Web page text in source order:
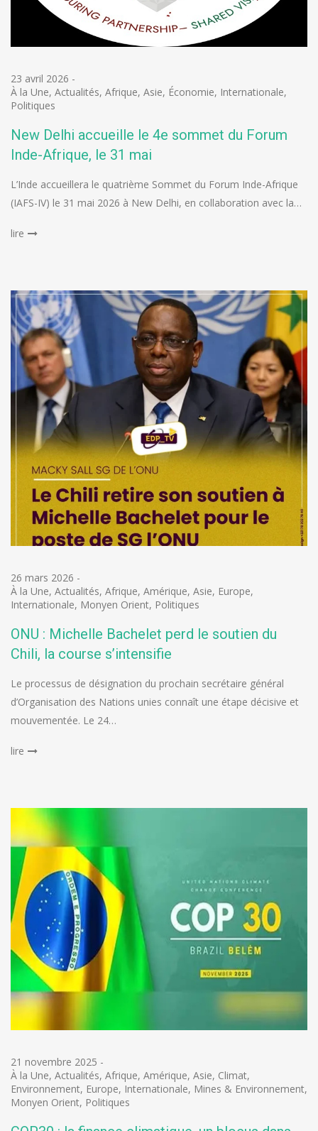
23 avril 2026 -
À la Une, Actualités, Afrique, Asie, Économie, Internationale,
Politiques
New Delhi accueille le 4e sommet du Forum
Inde-Afrique, le 31 mai
L’Inde accueillera le quatrième Sommet du Forum Inde-Afrique
(IAFS-IV) le 31 mai 2026 à New Delhi, en collaboration avec la…
lire
26 mars 2026 -
À la Une, Actualités, Afrique, Amérique, Asie, Europe,
Internationale, Monyen Orient, Politiques
ONU : Michelle Bachelet perd le soutien du
Chili, la course s’intensifie
Le processus de désignation du prochain secrétaire général
d’Organisation des Nations unies connaît une étape décisive et
mouvementée. Le 24…
lire
21 novembre 2025 -
À la Une, Actualités, Afrique, Amérique, Asie, Climat,
Environnement, Europe, Internationale, Mines & Environnement,
Monyen Orient, Politiques